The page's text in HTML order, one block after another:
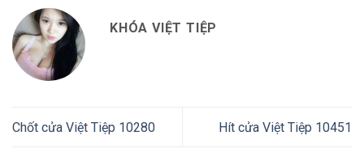
KHÓA VIỆT TIỆP
Chốt cửa Việt Tiệp 10280 Hít cửa Việt Tiệp 10451